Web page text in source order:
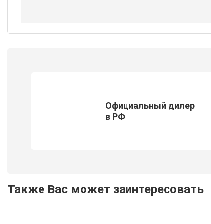
Официальный дилер
в РФ
Также Вас может заинтересовать